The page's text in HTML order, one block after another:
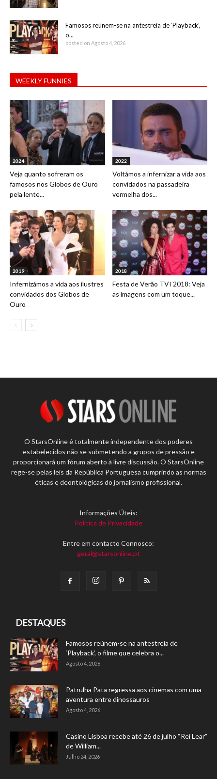
Famosos reúnem-se na antestreia de ‘Playback’,
o...
posted on Agosto 4, 2026
WEEKLY FUNNIES
2024
Veja quanto sofreram os
famosos nos Globos de Ouro
pela lente...
2022
Voltámos a infernizar a vida aos
convidados na passadeira
vermelha dos...
2019
Infernizámos a vida aos ilustres
convidados dos Globos de
Ouro
2018
Festa de Verão TVI 2018: Veja
as imagens com um toque...
O StarsOnline é totalmente independente dos poderes
estabelecidos não se submetendo a grupos de pressão e
proporcionará um fórum aberto à livre discussão. O StarsOnline
rege-se pelas leis da República Portuguesa cumprindo as normas
éticas e deontológicas do jornalismo profissional.
Informações Úteis:
Política de Privacidade
Entre em contacto Connosco:
geral@starsonline.pt
DESTAQUES
Famosos reúnem-se na antestreia de
‘Playback’, o filme que celebra o...
Agosto 4, 2026
Patrulha Pata regressa aos cinemas com uma
aventura entre dinossauros
Agosto 4, 2026
Casino Lisboa recebe até 26 de julho “Rei Lear”
de William...
Julho 24, 2026